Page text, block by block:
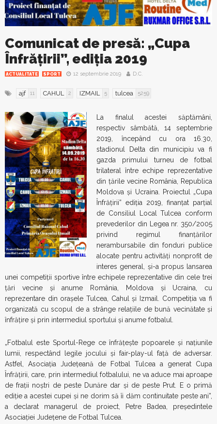
Comunicat de presă: „Cupa
Înfrăţirii”, ediţia 2019
ACTUALITATE SPORT 12 septembrie 2019 D.C.
ajf 11 CAHUL 2 IZMAIL 5 tulcea 5259
La finalul acestei săptămâni,
respectiv sâmbătă, 14 septembrie
2019, începând cu ora 16.30,
stadionul Delta din municipiu va fi
gazda primului turneu de fotbal
trilateral între echipe reprezentative
din ţările vecine România, Republica
Moldova şi Ucraina. Proiectul „Cupa
Înfrăţirii” ediţia 2019, finanţat parţial
de Consiliul Local Tulcea conform
prevederilor din Legea nr. 350/2005
privind regimul finanțărilor
nerambursabile din fonduri publice
alocate pentru activități nonprofit de
interes general, şi-a propus lansarea
unei competiţii sportive între echipele reprezentative din cele trei
ţări vecine şi anume România, Moldova şi Ucraina, cu
reprezentare din oraşele Tulcea, Cahul şi Izmail. Competiţia va fi
organizată cu scopul de a strânge relaţiile de bună vecinătate şi
înfrăţire şi prin intermediul sportului şi anume fotbalul.
„Fotbalul este Sportul-Rege ce înfrăţeşte popoarele şi naţiunile
lumii, respectând legile jocului şi fair-play-ul faţă de adversar.
Astfel, Asociaţia Judeţeană de Fotbal Tulcea a generat Cupa
Înfrăţirii, care, prin intermediul fotbalului, ne va aduce mai aproape
de fraţii noştri de peste Dunăre dar şi de peste Prut. E o primă
ediţie a acestei cupei şi ne dorim să îi dăm continuitate peste ani”,
a declarat managerul de proiect, Petre Badea, preşedintele
Asociaţiei Judeţene de Fotbal Tulcea.